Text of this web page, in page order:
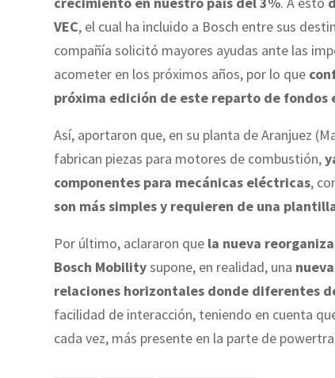
VEC, el cual ha incluido a Bosch entre sus
compañía solicitó mayores ayudas ante las
acometer en los próximos años, por lo que
próxima edición de este reparto de fondos
Así, aportaron que, en su planta de Aranjuez
fabrican piezas para motores de combustión,
componentes para mecánicas eléctricas,
son más simples y requieren de una
Por último, aclararon que la nueva
Bosch Mobilitysupone, en realidad, una
relaciones horizontales donde diferentes
facilidad de interacción, teniendo en cuenta
cada vez, más presente en la parte de